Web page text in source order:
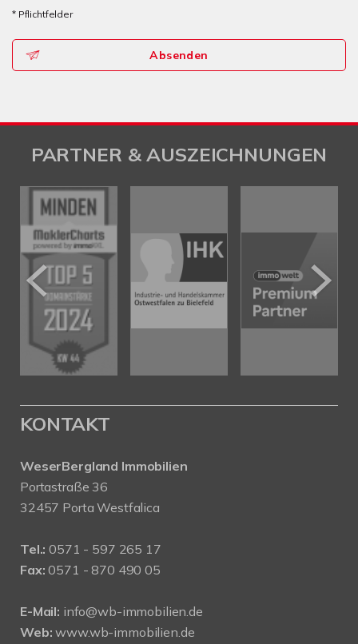
* Pflichtfelder
Absenden
PARTNER & AUSZEICHNUNGEN
KONTAKT
WeserBergland Immobilien
Portastraße 36
32457 Porta Westfalica
Tel.: 0571 - 597 265 17
Fax: 0571 - 870 490 05
E-Mail: info@wb-immobilien.de
Web: www.wb-immobilien.de